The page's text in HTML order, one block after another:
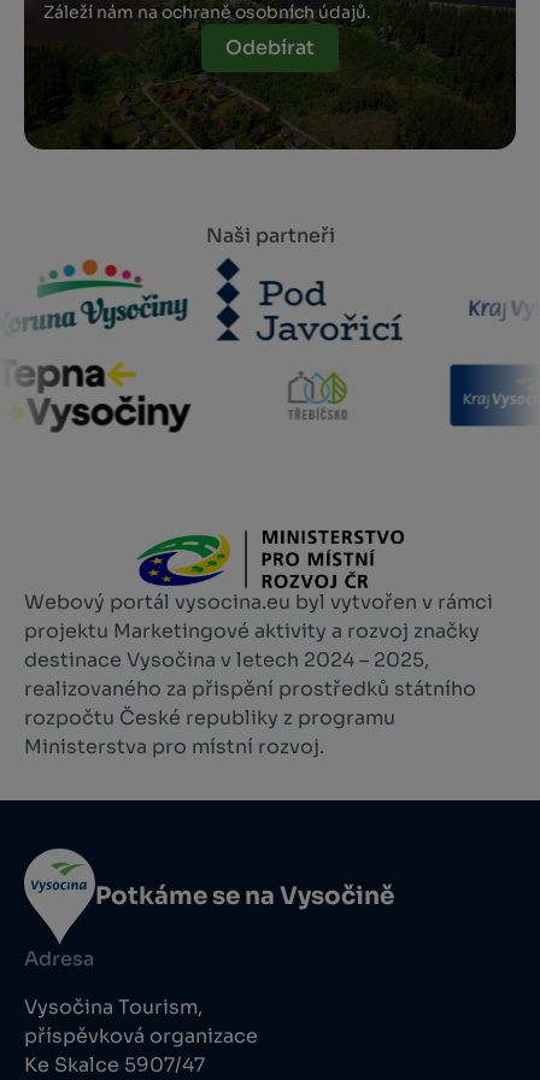
Záleží nám na ochraně osobních údajů.
Odebírat
Naši partneři
Webový portál vysocina.eu byl vytvořen v rámci
projektu Marketingové aktivity a rozvoj značky
destinace Vysočina v letech 2024 – 2025,
realizovaného za přispění prostředků státního
rozpočtu České republiky z programu
Ministerstva pro místní rozvoj.
Potkáme se na Vysočině
Adresa
Vysočina Tourism,
příspěvková organizace
Ke Skalce 5907/47